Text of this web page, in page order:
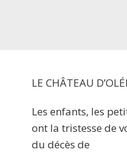
LE CHÂTEAU
Les enfants, les
ont la tristesse de
du décès de